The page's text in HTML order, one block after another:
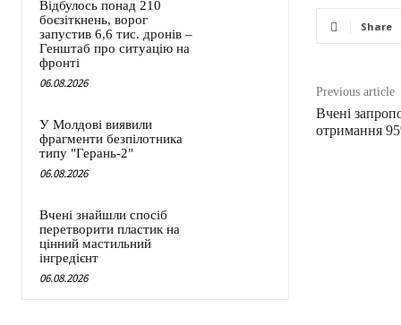
Відбулось понад 210
боєзіткнень, ворог
запустив 6,6 тис. дронів –
Генштаб про ситуацію на
фронті
06.08.2026
У Молдові виявили
фрагменти безпілотника
типу "Герань-2"
06.08.2026
Вчені знайшли спосіб
перетворити пластик на
цінний мастильний
інгредієнт
06.08.2026
Share
Previous article
Вчені
отримання